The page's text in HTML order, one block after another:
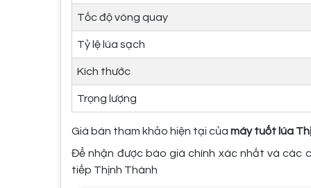
Tốc độ vòng quay
Tỷ lệ lúa sạch
Kích thước
Trọng lượng
Giá bán tham khảo hiện tại của máy tuốt lúa
Để nhận được báo giá chính xác nhất và các
tiếp Thịnh Thành